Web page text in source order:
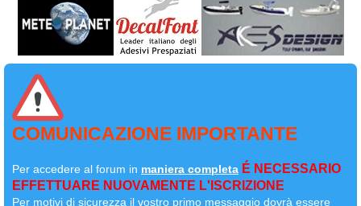
COMUNICAZIONE IMPORTANTE
Per accedere al forum in maniera completa É NECESSARIO
EFFETTUARE NUOVAMENTE L'ISCRIZIONE
Per motivi di sicurezza il vostro primo messaggio dovrà essere